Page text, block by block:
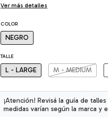
Ver más detalles
COLOR
NEGRO
TALLE
L - LARGE M - MEDIUM